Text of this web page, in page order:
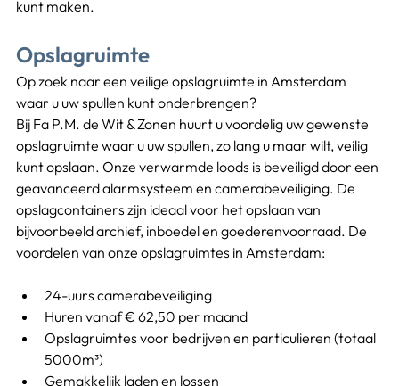
kunt maken.
Opslagruimte
Op zoek naar een veilige opslagruimte in Amsterdam
waar u uw spullen kunt onderbrengen?
Bij Fa P.M. de Wit & Zonen huurt u voordelig uw gewenste
opslagruimte waar u uw spullen, zo lang u maar wilt, veilig
kunt opslaan. Onze verwarmde loods is beveiligd door een
geavanceerd alarmsysteem en camerabeveiliging. De
opslagcontainers zijn ideaal voor het opslaan van
bijvoorbeeld archief, inboedel en goederenvoorraad. De
voordelen van onze opslagruimtes in Amsterdam:
24-uurs camerabeveiliging
Huren vanaf € 62,50 per maand
Opslagruimtes voor bedrijven en particulieren (totaal
5000m³)
Gemakkelijk laden en lossen